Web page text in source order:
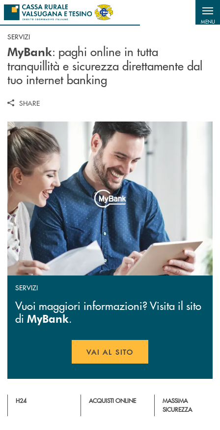
Salta al contenuto principale
MENU
SERVIZI
MyBank: paghi online in tutta
tranquillità e sicurezza direttamente dal
tuo internet banking
SHARE
SERVIZI
Vuoi maggiori informazioni? Visita il sito
di MyBank.
VAI AL SITO
H24 ACQUISTI ONLINE
MASSIMA
SICUREZZA